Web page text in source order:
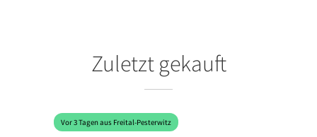
Zuletzt gekauft
Vor 3 Tagen aus Freital-Pesterwitz